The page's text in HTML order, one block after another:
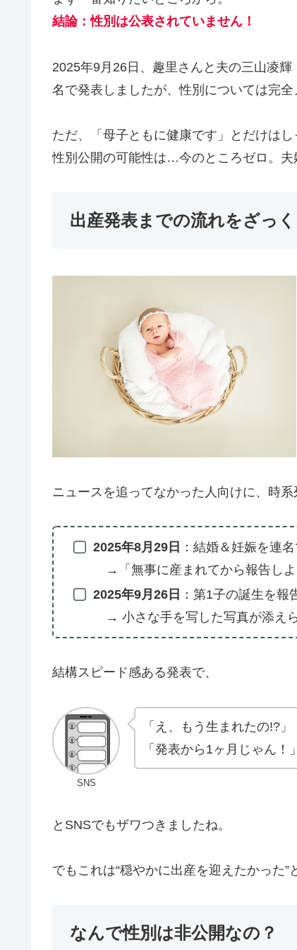
結論：性別は公表されていません！
2025年9月26日、趣里さんと夫の三山凌
名で発表しましたが、性別については完全
ただ、「母子ともに健康です」とだけはし
性別公開の可能性は…今のところゼロ。夫
出産発表までの流れをざっく
ニュースを追ってなかった人向けに、時系
2025年8月29日 ：結婚＆妊娠を連
→「無事に産まれてから報告し
2025年9月26日 ：第1子の誕生を報
→ 小さな手を写した写真が添え
結構スピード感ある発表で、
SNS
「え、もう生まれたの!?」
「発表から1ヶ月じゃん！」
とSNSでもザワつきましたね。
でもこれは“穏やかに出産を迎えたかった
なんで性別は非公開なの？